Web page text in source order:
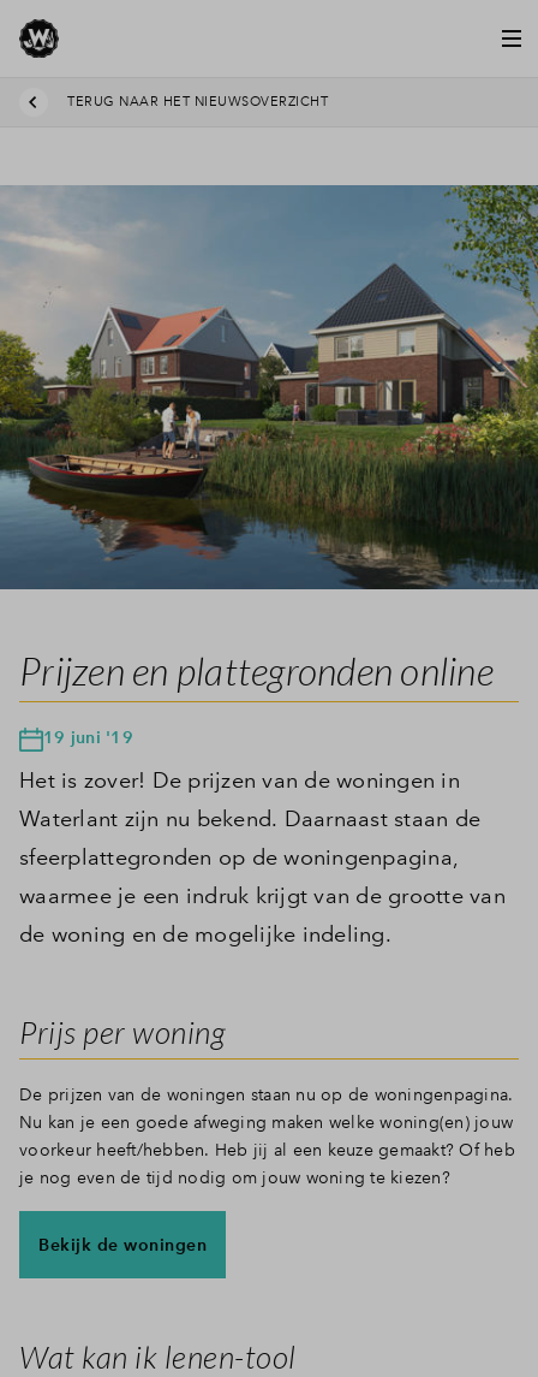
Inloggen
TERUG NAAR HET NIEUWSOVERZICHT
Prijzen en plattegronden online
19 juni '19
Het is zover! De prijzen van de woningen in
Waterlant zijn nu bekend. Daarnaast staan de
sfeerplattegronden op de woningenpagina,
waarmee je een indruk krijgt van de grootte van
de woning en de mogelijke indeling.
Prijs per woning
De prijzen van de woningen staan nu op de woningenpagina.
Nu kan je een goede afweging maken welke woning(en) jouw
voorkeur heeft/hebben. Heb jij al een keuze gemaakt? Of heb
je nog even de tijd nodig om jouw woning te kiezen?
Bekijk de woningen
Wat kan ik lenen-tool